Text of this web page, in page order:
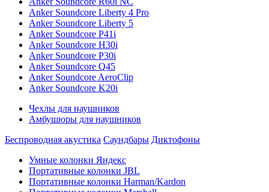
Anker Soundcore Liberty 4 Pro
Anker Soundcore Liberty 5
Anker Soundcore P41i
Anker Soundcore H30i
Anker Soundcore P30i
Anker Soundcore Q45
Anker Soundcore AeroClip
Anker Soundcore K20i
Чехлы для наушников
Амбушюры для наушников
Беспроводная акустика Саундбары Диктофоны
Умные колонки Яндекс
Портативные колонки JBL
Портативные колонки Harman/Kardon